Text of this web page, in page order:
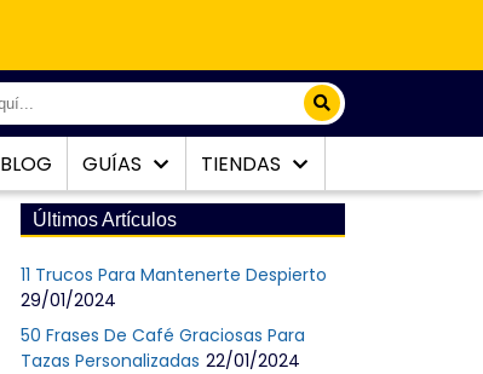
BLOG GUÍAS TIENDAS
Últimos Artículos
11 Trucos Para Mantenerte Despierto
29/01/2024
50 Frases De Café Graciosas Para
Tazas Personalizadas 22/01/2024